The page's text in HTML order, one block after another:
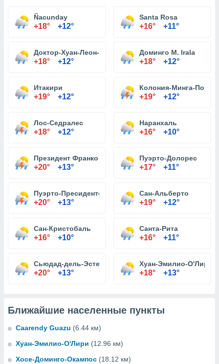
Ñacunday
+18° +12°
Santa Rosa
+16° +11°
Доктор-Хуан-Леон-Майоркин
+18° +12°
Доминго М. Irala
+18° +12°
Итакири
+19° +12°
Колония-Минга-Пора
+19° +12°
Лос-Седралес
+18° +12°
Наранхаль
+16° +10°
Президент Франко
+20° +13°
Пуэрто-Долорес
+17° +11°
Пуэрто-Пресиденте-Франко
+20° +13°
Сан-Альберто
+19° +12°
Сан-Кристобаль
+16° +10°
Санта-Рита
+16° +11°
Сьюдад-дель-Эсте
+20° +13°
Хуан-Эмилио-О'Лири
+18° +13°
Ближайшие населенные пункты
Caarendy Guazu (6.44 км)
Хуан-Эмилио-О'Лири (12.96 км)
Хосе-Доминго-Окампос (18.12 км)